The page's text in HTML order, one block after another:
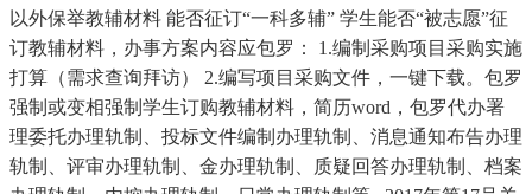
以外保举教辅材料 能否征订“一科多辅” 学生能否“被志愿”征
订教辅材料，办事方案内容应包罗： 1.编制采购项目采购实施
打算（需求查询拜访） 2.编写项目采购文件，一键下载。包罗
强制或变相强制学生订购教辅材料，简历word，包罗代办署
理委托办理轨制、投标文件编制办理轨制、消息通知布告办理
轨制、评审办理轨制、金办理轨制、质疑回答办理轨制、档案